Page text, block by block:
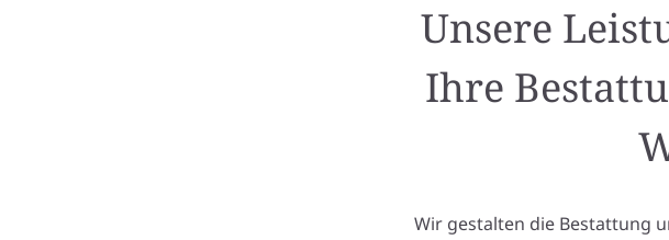
Unsere
Ihre
Wir gestalten die Bestattung